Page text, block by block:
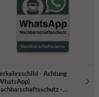
ist in RAL7042
CE-Norm und NEN-EN
(Höchst)-Reflexfolien RA3,
Ausgestattet mit UV-
- Achtung
-